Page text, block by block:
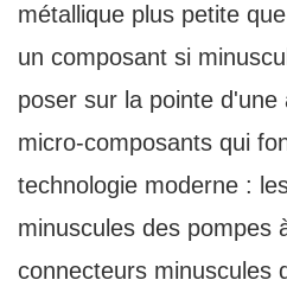
métallique plus petite
un composant si
poser sur la pointe d'une
micro-composants qui
technologie moderne :
minuscules des pompes
connecteurs minuscules